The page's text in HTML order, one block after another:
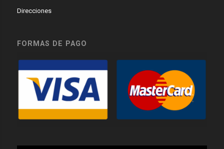
Direcciones
FORMAS DE PAGO